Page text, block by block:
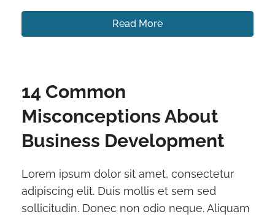
Read More
14 Common
Misconceptions About
Business Development
Lorem ipsum dolor sit amet, consectetur
adipiscing elit. Duis mollis et sem sed
sollicitudin. Donec non odio neque. Aliquam